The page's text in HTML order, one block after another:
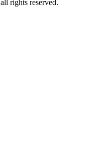
all rights reserved.